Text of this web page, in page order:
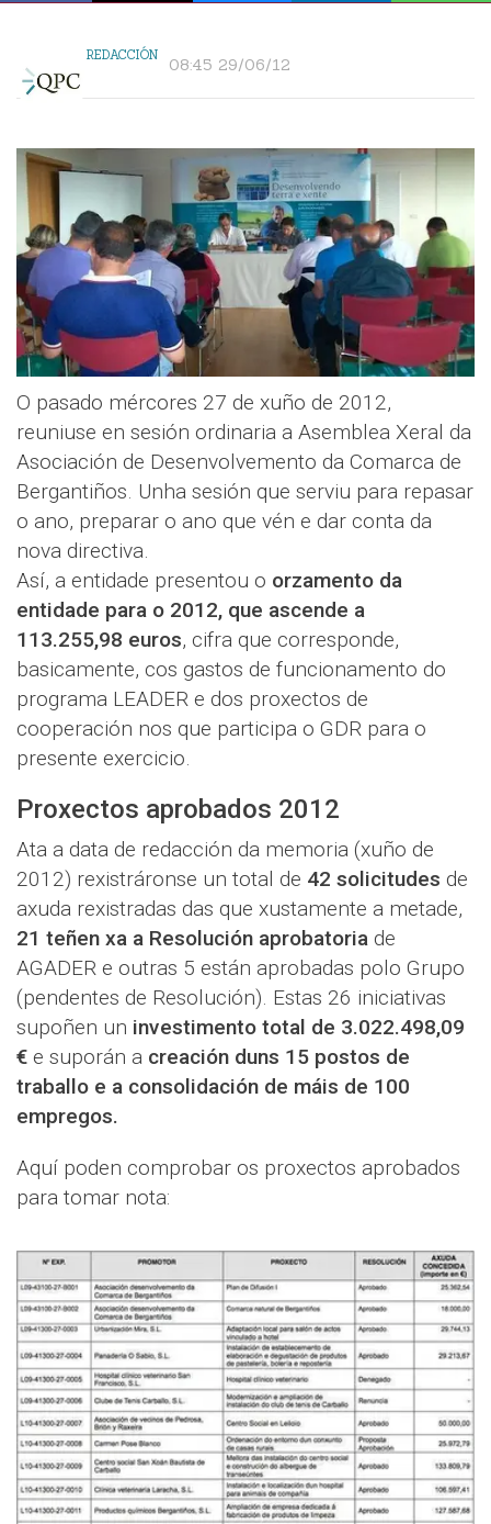
REDACCIÓN 08:45 29/06/12
O pasado mércores 27 de xuño de 2012,
reuniuse en sesión ordinaria a Asemblea Xeral da
Asociación de Desenvolvemento da Comarca de
Bergantiños. Unha sesión que serviu para repasar
o ano, preparar o ano que vén e dar conta da
nova directiva.
Así, a entidade presentou o orzamento da
entidade para o 2012, que ascende a
113.255,98 euros, cifra que corresponde,
basicamente, cos gastos de funcionamento do
programa LEADER e dos proxectos de
cooperación nos que participa o GDR para o
presente exercicio.
Proxectos aprobados 2012
Ata a data de redacción da memoria (xuño de
2012) rexistráronse un total de 42 solicitudes de
axuda rexistradas das que xustamente a metade,
21 teñen xa a Resolución aprobatoria de
AGADER e outras 5 están aprobadas polo Grupo
(pendentes de Resolución). Estas 26 iniciativas
supoñen un investimento total de 3.022.498,09
€ e suporán a creación duns 15 postos de
traballo e a consolidación de máis de 100
empregos.
Aquí poden comprobar os proxectos aprobados
para tomar nota: